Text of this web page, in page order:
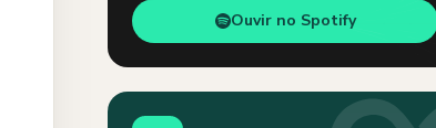
Ouvir no Spotify